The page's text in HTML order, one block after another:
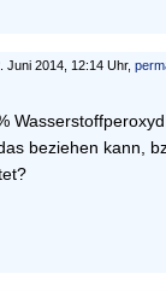
Juni 2014, 12:14 Uhr,
Wasserstoffperoxyd
beziehen kann,